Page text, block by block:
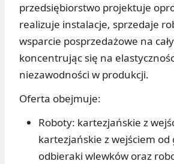
przedsiębiorstwo projektuje
realizuje instalacje, sprzedaje
wsparcie posprzedażowe na
koncentrując się na
niezawodności w produkcji.
Oferta obejmuje:
Roboty: kartezjańskie z
kartezjańskie z wejściem od
odbieraki wlewków oraz